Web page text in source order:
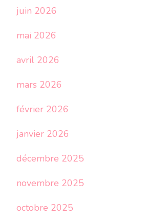
juin 2026
mai 2026
avril 2026
mars 2026
février 2026
janvier 2026
décembre 2025
novembre 2025
octobre 2025